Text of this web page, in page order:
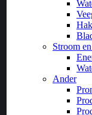
Stroom
Ander